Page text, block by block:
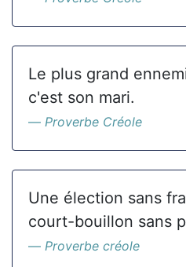
Le plus grand
c'est son mari.
Proverbe Créole
Une élection sans
court-bouillon sans
Proverbe créole